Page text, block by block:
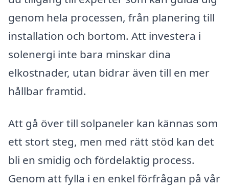
genom hela processen, från planering till
installation och bortom. Att investera i
solenergi inte bara minskar dina
elkostnader, utan bidrar även till en mer
hållbar framtid.
Att gå över till solpaneler kan kännas som
ett stort steg, men med rätt stöd kan det
bli en smidig och fördelaktig process.
Genom att fylla i en enkel förfrågan på vår